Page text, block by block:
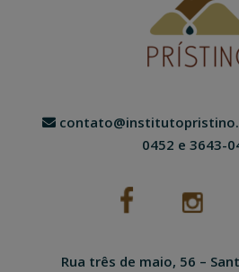
0452 e 3643-
Rua três de maio, 56 –